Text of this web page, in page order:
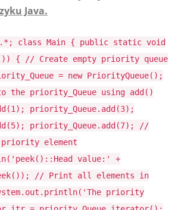
Java.
class Main { public static void
{ // Create empty priority queue
= new PriorityQueue();
the priority_Queue using add()
priority_Queue.add(3);
priority_Queue.add(7); //
element
value:' +
// Print all elements in
priority